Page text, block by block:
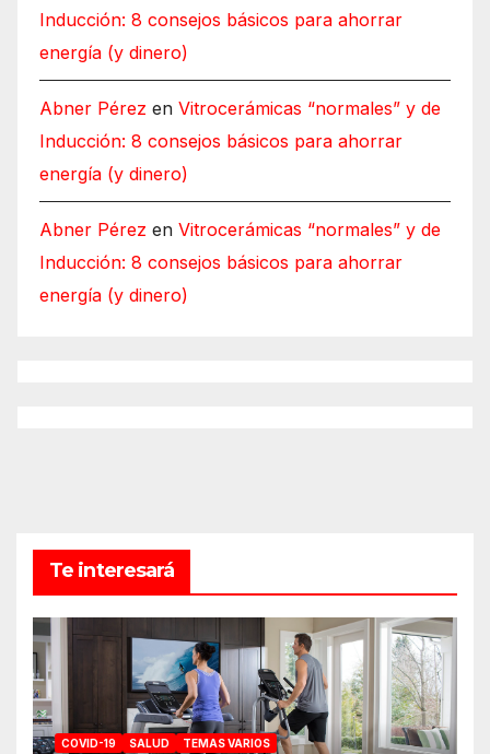
Inducción: 8 consejos básicos para ahorrar
energía (y dinero)
Abner Pérez en Vitrocerámicas “normales” y de
Inducción: 8 consejos básicos para ahorrar
energía (y dinero)
Abner Pérez en Vitrocerámicas “normales” y de
Inducción: 8 consejos básicos para ahorrar
energía (y dinero)
Te interesará
COVID-19 SALUD TEMAS VARIOS